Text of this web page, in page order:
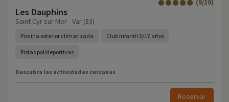
Les Dauphins
(9/10)
Saint Cyr sur Mer - Var (83)
Piscina exterior climatizada Club infantil 3/17 años
Pistas polideportivas
Descubra las actividades cercanas
Reservar